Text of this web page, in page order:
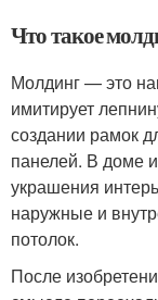
Что такое
Молдинг — это
имитирует
создании рамок
панелей. В доме
украшения
наружные и
потолок.
После